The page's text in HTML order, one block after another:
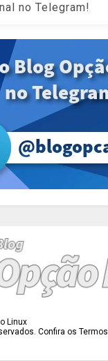
no Telegram!
Linux
Confira os